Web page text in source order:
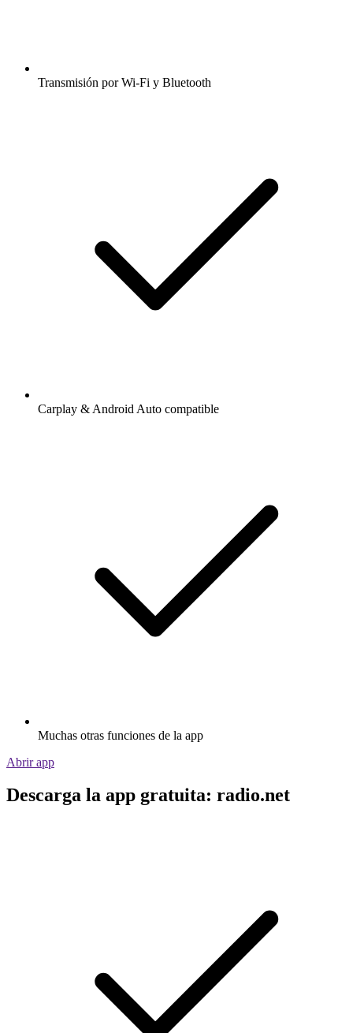
Transmisión por Wi-Fi y Bluetooth
Carplay & Android Auto compatible
Muchas otras funciones de la app
Abrir app
Descarga la app gratuita: radio.net